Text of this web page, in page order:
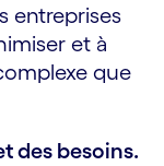
entreprises
et à
que
des besoins.